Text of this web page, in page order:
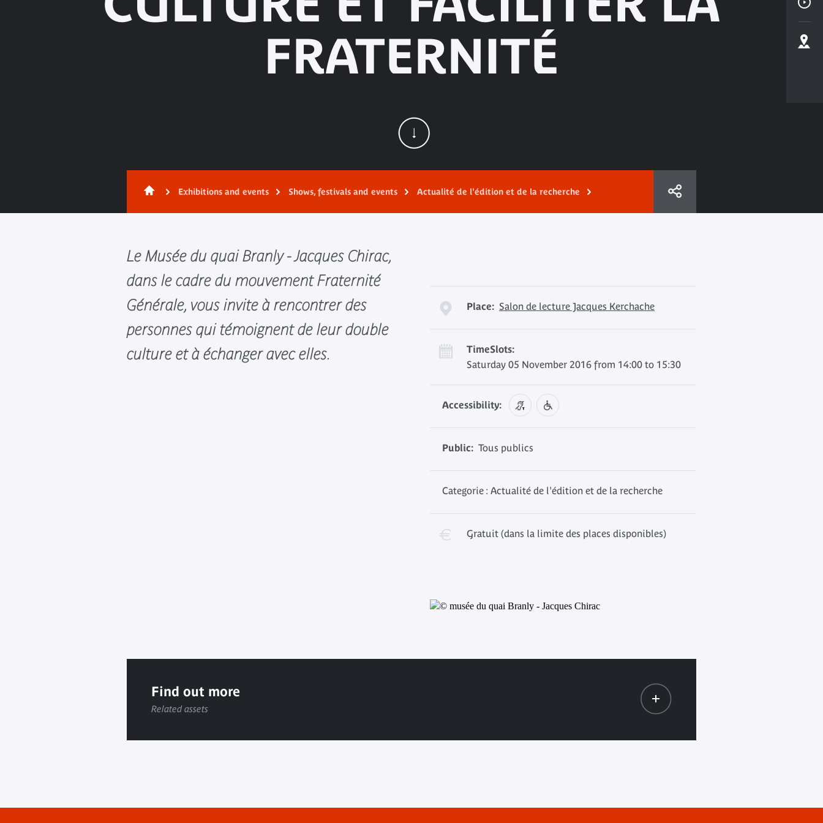
FRATERNITÉ
Exhibitions and events Shows, festivals and events Actualité de l'édition et de la recherche
Le Musée du quai Branly - Jacques Chirac,
dans le cadre du mouvement Fraternité
Générale, vous invite à rencontrer des
personnes qui témoignent de leur double
culture et à échanger avec elles.
Place: Salon de lecture Jacques Kerchache
TimeSlots:
Saturday 05 November 2016 from 14:00 to 15:30
Accessibility:
Public: Tous publics
Categorie : Actualité de l'édition et de la recherche
Gratuit (dans la limite des places disponibles)
Find out more
Related assets